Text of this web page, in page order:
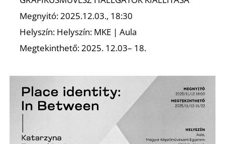
Megnyitó: 2025.12.03., 18:30
Helyszín: Helyszín: MKE | Aula
Megtekinthető: 2025. 12.03– 18.